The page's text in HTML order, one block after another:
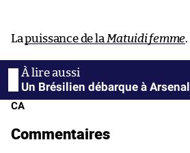
Lapuissance de la Matuidi femme.
Un Brésilien débarque à Arsenal
CA
Commentaires